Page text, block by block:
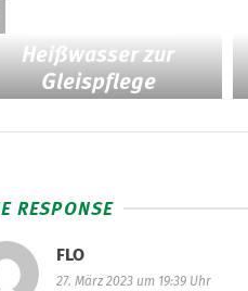
Heißwasser zur
Gleispflege
RESPONSE
FLO
27. März 2023 um 19:39 Uhr